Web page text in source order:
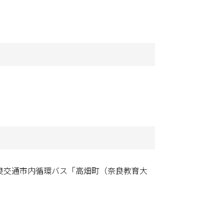
通市内循環バス「高畑町（奈良教育大